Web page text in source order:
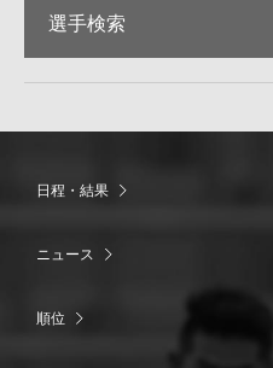
選手検索
日程・結果
ニュース
順位